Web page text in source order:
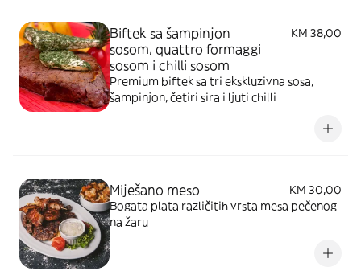
Biftek sa šampinjon
sosom, quattro formaggi
sosom i chilli sosom
KM 38,00
Premium biftek sa tri ekskluzivna sosa,
šampinjon, četiri sira i ljuti chilli
Miješano meso
KM 30,00
Bogata plata različitih vrsta mesa pečenog
na žaru